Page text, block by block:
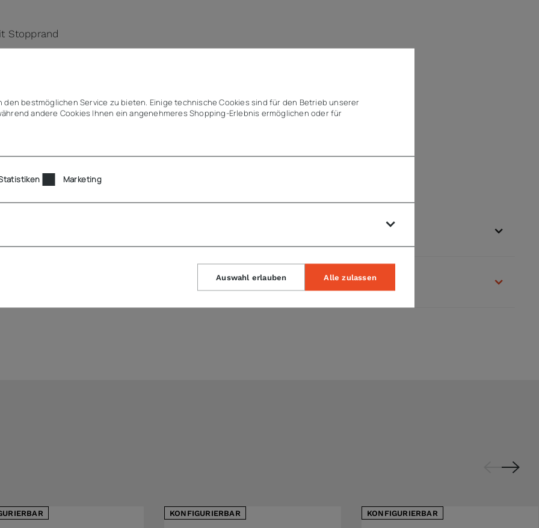
Stopprand
Zubehör)
PUR)
KONFIGURIERBAR KONFIGURIERBAR
den bestmöglichen Service zu bieten. Einige technische Cookies sind für den Betrieb unserer
andere Cookies Ihnen ein angenehmeres Shopping-Erlebnis ermöglichen oder für
Marketing
Auswahl erlauben Alle zulassen